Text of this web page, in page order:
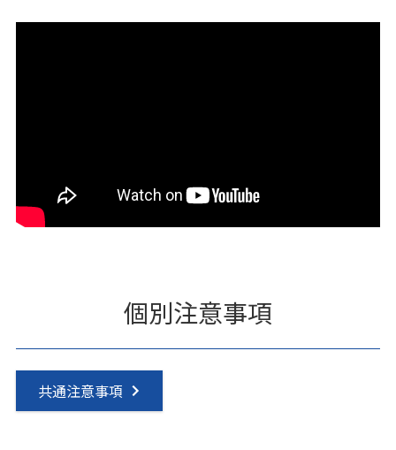
個別注意事項
共通注意事項